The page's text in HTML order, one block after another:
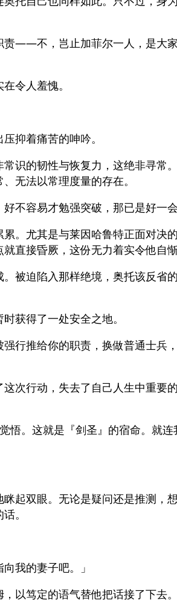
――不，岂止加菲尔一人，是大
令人羞愧。
抑着痛苦的呻吟。
识的韧性与恢复力，这绝非寻常
无法以常理度量的存在。
容易才勉强突破，那已是好一会
。尤其是与莱因哈鲁特正面对决
直接昏厥，这份无力着实令他自惭
被迫陷入那样绝境，奥托该反省
获得了一处安全之地。
行推给你的职责，换做普通士兵
次行动，失去了自己人生中重要
悟。这就是『剑圣』的宿命。就
起双眼。无论是疑问还是推测，
。
我的妻子吧。」
以笃定的语气替他把话接了下去。